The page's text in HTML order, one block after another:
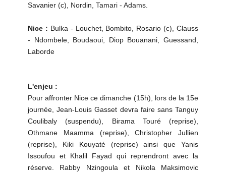
Savanier (c), Nordin, Tamari - Adams.
Nice : Bulka - Louchet, Bombito, Rosario (c), Clauss
- Ndombele, Boudaoui, Diop Bouanani, Guessand,
Laborde
L'enjeu :
Pour affronter Nice ce dimanche (15h), lors de la 15e
journée, Jean-Louis Gasset devra faire sans Tanguy
Coulibaly (suspendu), Birama Touré (reprise),
Othmane Maamma (reprise), Christopher Jullien
(reprise), Kiki Kouyaté (reprise) ainsi que Yanis
Issoufou et Khalil Fayad qui reprendront avec la
réserve. Rabby Nzingoula et Nikola Maksimovic